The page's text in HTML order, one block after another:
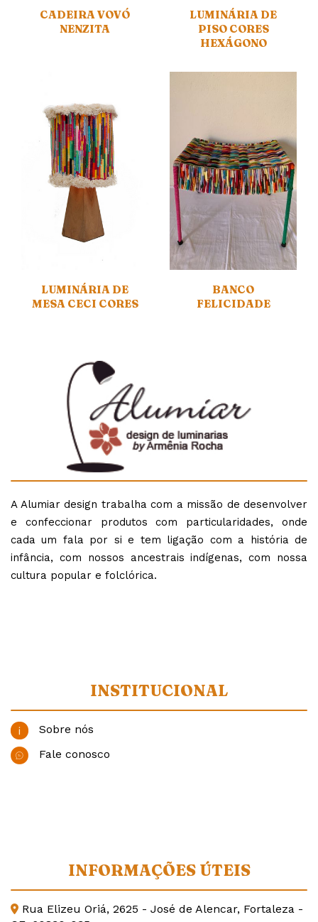
CADEIRA VOVÓ
NENZITA
LUMINÁRIA DE
PISO CORES
HEXÁGONO
LUMINÁRIA DE
MESA CECI CORES
BANCO
FELICIDADE
A Alumiar design trabalha com a missão de desenvolver
e confeccionar produtos com particularidades, onde
cada um fala por si e tem ligação com a história de
infância, com nossos ancestrais indígenas, com nossa
cultura popular e folclórica.
INSTITUCIONAL
Sobre nós
Fale conosco
INFORMAÇÕES ÚTEIS
Rua Elizeu Oriá, 2625 - José de Alencar, Fortaleza -